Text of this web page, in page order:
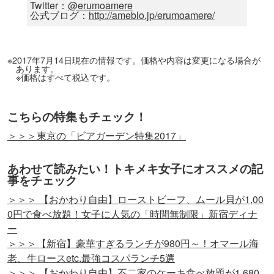
Twitter： @erumoamere
公式ブログ：http://ameblo.jp/erumoamere/
※2017年7月14日現在の情報です。価格や内容は変更になる場合が
あります。
※価格はすべて税込です。
こちらの特集もチェック！
＞＞＞東京の「ビアガーデン特集2017」
あわせて読みたい！トキメキ女子にオススメの記
事をチェック
＞＞＞ 【おかわり自由】ローストビーフ、ムール貝が1,00
0円で食べ放題！女子に人気の「時間無制限」新宿ディナ
ー
＞＞＞【新宿】豪華すぎるランチが980円～！オマール海
老、牛ロースetc.最強コスパランチ5選